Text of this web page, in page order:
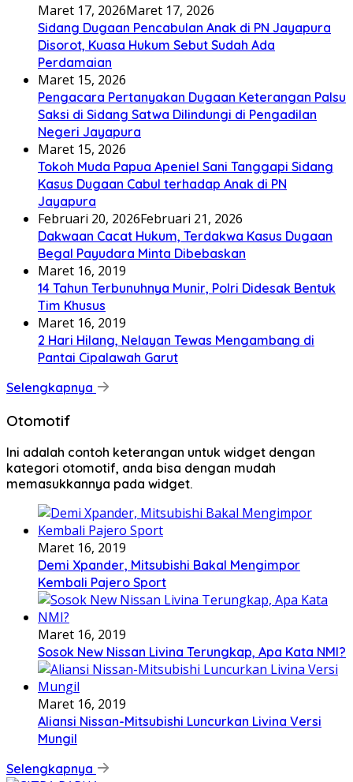
Maret 17, 2026Maret 17, 2026
Sidang Dugaan Pencabulan Anak di PN Jayapura
Disorot, Kuasa Hukum Sebut Sudah Ada
Perdamaian
Maret 15, 2026
Pengacara Pertanyakan Dugaan Keterangan Palsu
Saksi di Sidang Satwa Dilindungi di Pengadilan
Negeri Jayapura
Maret 15, 2026
Tokoh Muda Papua Apeniel Sani Tanggapi Sidang
Kasus Dugaan Cabul terhadap Anak di PN
Jayapura
Februari 20, 2026Februari 21, 2026
Dakwaan Cacat Hukum, Terdakwa Kasus Dugaan
Begal Payudara Minta Dibebaskan
Maret 16, 2019
14 Tahun Terbunuhnya Munir, Polri Didesak Bentuk
Tim Khusus
Maret 16, 2019
2 Hari Hilang, Nelayan Tewas Mengambang di
Pantai Cipalawah Garut
Selengkapnya
Otomotif
Ini adalah contoh keterangan untuk widget dengan
kategori otomotif, anda bisa dengan mudah
memasukkannya pada widget.
Maret 16, 2019
Demi Xpander, Mitsubishi Bakal Mengimpor
Kembali Pajero Sport
Maret 16, 2019
Sosok New Nissan Livina Terungkap, Apa Kata NMI?
Maret 16, 2019
Aliansi Nissan-Mitsubishi Luncurkan Livina Versi
Mungil
Selengkapnya